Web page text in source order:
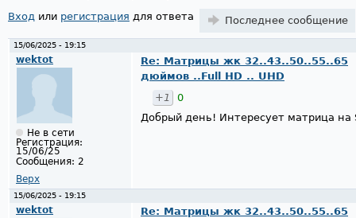
Страницы
Вход или регистрация для ответа Последнее сообщение
15/06/2025 - 19:15
wektot
Не в сети
Регистрация:
15/06/25
Сообщения: 2
Верх
Re: Матрицы жк 32..43..50..55..65
дюймов ..Full HD .. UHD
+1
0
Добрый день! Интересует матрица на
15/06/2025 - 19:15
wektot
Re: Матрицы жк 32..43..50..55..65